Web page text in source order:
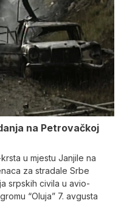
na Petrovačkoj
u mjestu Janjile na
za stradale Srbe
srpskih civila u avio-
“Oluja” 7. avgusta